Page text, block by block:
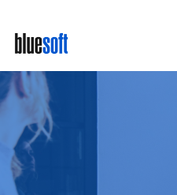
main
content